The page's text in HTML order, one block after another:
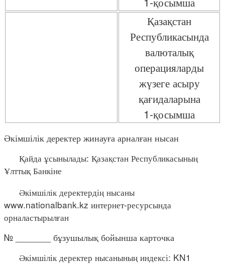
Қазақстан
Республикасында
валюталық
операцияларды
жүзеге асыру
қағидаларына
1-қосымша
Әкімшілік деректер жинауға арналған нысан
Қайда ұсынылады: Қазақстан Республикасының
Ұлттық Банкіне
Әкімшілік деректердің нысаны
www.nationalbank.kz интернет-ресурсында
орналастырылған
№ _______ бұзушылық бойынша карточка
Әкімшілік деректер нысанының индексі: KN1